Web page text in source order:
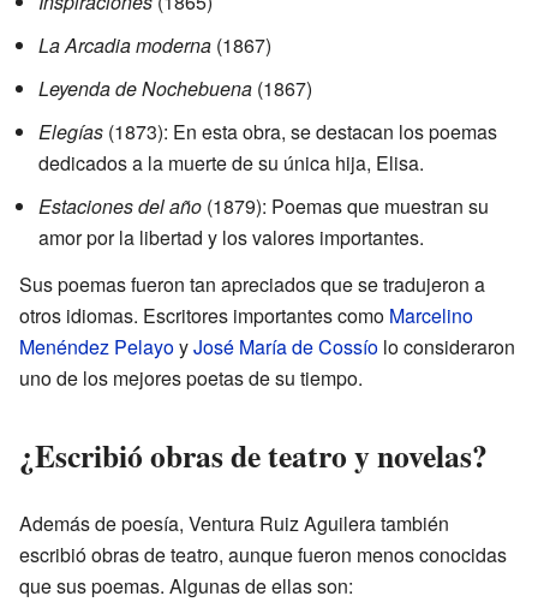
La Arcadia moderna (1867)
Leyenda de Nochebuena (1867)
Elegías (1873): En esta obra, se destacan los poemas
dedicados a la muerte de su única hija, Elisa.
Estaciones del año (1879): Poemas que muestran su
amor por la libertad y los valores importantes.
Sus poemas fueron tan apreciados que se tradujeron a
otros idiomas. Escritores importantes como Marcelino
Menéndez PelayoyJosé María de Cossío lo consideraron
uno de los mejores poetas de su tiempo.
¿Escribió obras de teatro y novelas?
Además de poesía, Ventura Ruiz Aguilera también
escribió obras de teatro, aunque fueron menos conocidas
que sus poemas. Algunas de ellas son: